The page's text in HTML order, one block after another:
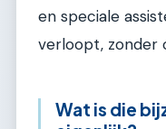
en speciale
verloopt, zonder
Wat is die